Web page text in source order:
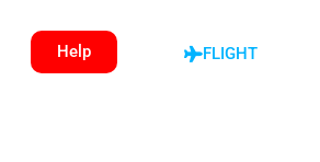
Help FLIGHT